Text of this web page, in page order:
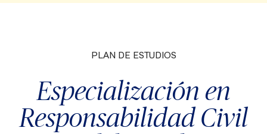
PLAN DE ESTUDIOS
Especialización en
Responsabilidad Civil